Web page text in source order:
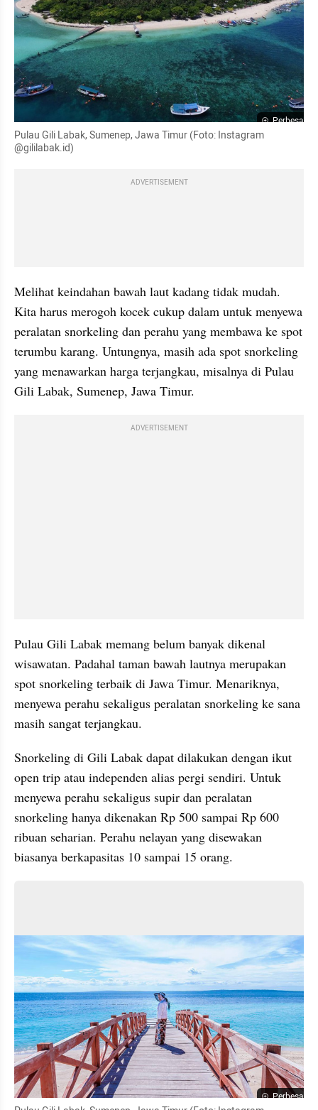
Perbesar
Pulau Gili Labak, Sumenep, Jawa Timur (Foto: Instagram
@gililabak.id)
ADVERTISEMENT
Melihat keindahan bawah laut kadang tidak mudah.
Kita harus merogoh kocek cukup dalam untuk menyewa
peralatan snorkeling dan perahu yang membawa ke spot
terumbu karang. Untungnya, masih ada spot snorkeling
yang menawarkan harga terjangkau, misalnya di Pulau
Gili Labak, Sumenep, Jawa Timur.
ADVERTISEMENT
Pulau Gili Labak memang belum banyak dikenal
wisawatan. Padahal taman bawah lautnya merupakan
spot snorkeling terbaik di Jawa Timur. Menariknya,
menyewa perahu sekaligus peralatan snorkeling ke sana
masih sangat terjangkau.
Snorkeling di Gili Labak dapat dilakukan dengan ikut
open trip atau independen alias pergi sendiri. Untuk
menyewa perahu sekaligus supir dan peralatan
snorkeling hanya dikenakan Rp 500 sampai Rp 600
ribuan seharian. Perahu nelayan yang disewakan
biasanya berkapasitas 10 sampai 15 orang.
Perbesar